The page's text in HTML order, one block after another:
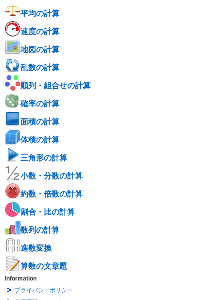
平均の計算
速度の計算
地図の計算
乱数の計算
順列・組合せの計算
確率の計算
面積の計算
体積の計算
三角形の計算
小数・分数の計算
約数・倍数の計算
割合・比の計算
数列の計算
進数変換
算数の文章題
Information
プライバシーポリシー